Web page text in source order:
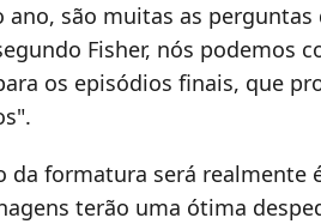
ano, são muitas as perguntas
Fisher, nós podemos
os episódios finais, que
da formatura será realmente
terão uma ótima